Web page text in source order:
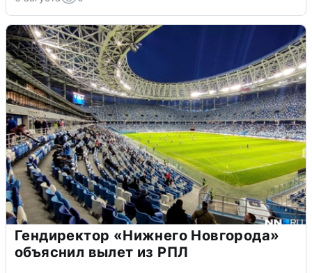
Гендиректор «Нижнего Новгорода»
объяснил вылет из РПЛ